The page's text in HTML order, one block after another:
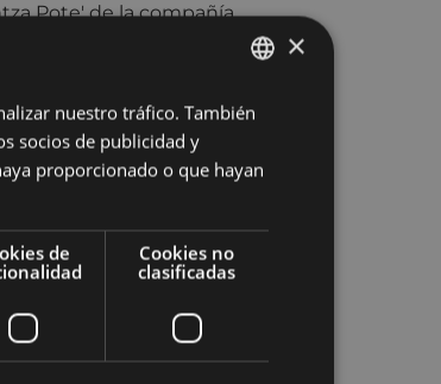
Pote' de la compañía
Dicha función es una
o bares de la ciudad.
obras: Drag-e uraren bila
(Markeliñe); Growing
T. Páramo y SMsuena P.);
Virtual (Territorio
en años anteriores, las
Teatro del Complejo
BASQUE
×
nuestro tráfico. También
socios de publicidad y
proporcionado o que hayan
de
Cookies no
clasificadas